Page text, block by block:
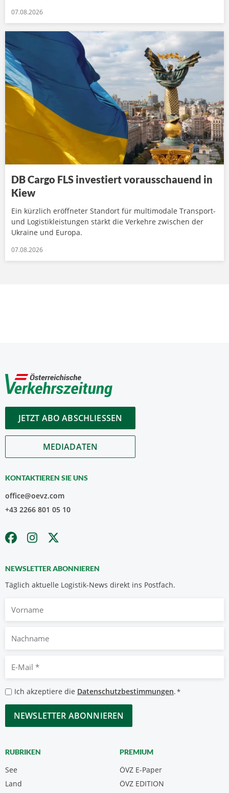
07.08.2026
DB Cargo FLS investiert vorausschauend in
Kiew
Ein kürzlich eröffneter Standort für multimodale Transport-
und Logistikleistungen stärkt die Verkehre zwischen der
Ukraine und Europa.
07.08.2026
JETZT ABO ABSCHLIESSEN
MEDIADATEN
KONTAKTIEREN SIE UNS
office@oevz.com
+43 2266 801 05 10
NEWSLETTER ABONNIEREN
Täglich aktuelle Logistik-News direkt ins Postfach.
Nachname
Mail
*
Datenschutzbestimmungen
*
Ich akzeptiere die Datenschutzbestimmungen.*
CAPTCHA
RUBRIKEN
See
Land
PREMIUM
ÖVZ E-Paper
ÖVZ EDITION